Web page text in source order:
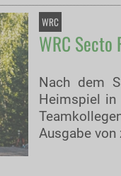
WRC
WRC
Nach dem
Heimspiel
Ausgabe von